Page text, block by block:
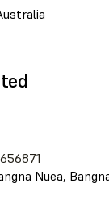
Nuea,